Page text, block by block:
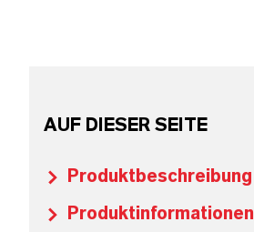
AUF DIESER SEITE
Produktbeschreibung
Produktinformationen